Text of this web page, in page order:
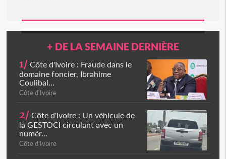
+ DE LA SEMAINE DERNIÈRE
1/ Côte d'Ivoire : Fraude dans le
domaine foncier, Ibrahime
Coulibal...
Côte d'Ivoire
2/ Côte d'Ivoire : Un véhicule de
la GESTOCI circulant avec un
numér...
Côte d'Ivoire